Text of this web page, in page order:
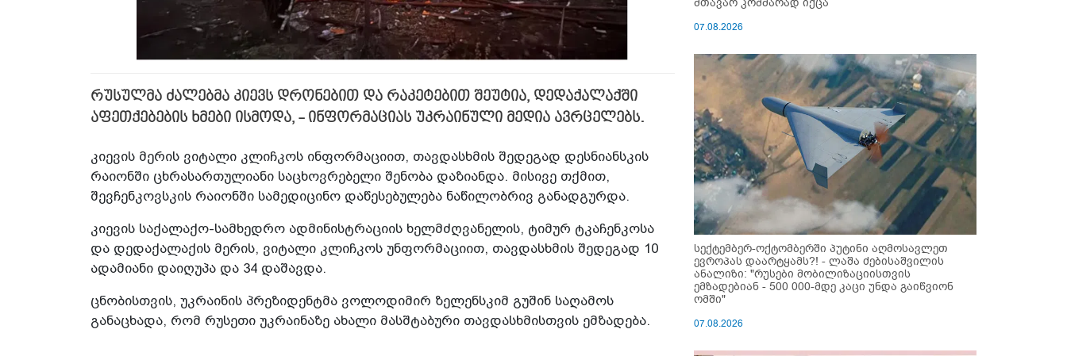
რუსულმა ძალებმა კიევს დრონებით და რაკეტებით შეუტია, დედაქალაქში
აფეთქებების ხმები ისმოდა, - ინფორმაციას უკრაინული მედია ავრცელებს.
კიევის მერის ვიტალი კლიჩკოს ინფორმაციით, თავდასხმის შედეგად დესნიანსკის
რაიონში ცხრასართულიანი საცხოვრებელი შენობა დაზიანდა. მისივე თქმით,
შევჩენკოვსკის რაიონში სამედიცინო დაწესებულება ნაწილობრივ განადგურდა.
კიევის საქალაქო-სამხედრო ადმინისტრაციის ხელმძღვანელის, ტიმურ ტკაჩენკოსა
და დედაქალაქის მერის, ვიტალი კლიჩკოს უნფორმაციით, თავდასხმის შედეგად 10
ადამიანი დაიღუპა და 34 დაშავდა.
ცნობისთვის, უკრაინის პრეზიდენტმა ვოლოდიმირ ზელენსკიმ გუშინ საღამოს
განაცხადა, რომ რუსეთი უკრაინაზე ახალი მასშტაბური თავდასხმისთვის ემზადება.
07.08.2026
სექტემბერ-ოქტომბერში პუტინი აღმოსავლეთ
ევროპას დაარტყამს?! - ლაშა ძებისაშვილის
ანალიზი: "რუსები მობი­ლიზაციისთვის
ემზადებიან - 500 000-მდე კაცი უნდა გაიწვიონ
ომში"
07.08.2026